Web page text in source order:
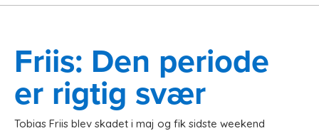
Friis: Den periode
er rigtig svær
Tobias Friis blev skadet i maj og fik sidste weekend